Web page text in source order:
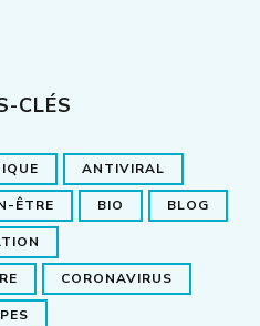
CLÉS
ANTIVIRAL
ÊTRE BIO BLOG
CORONAVIRUS